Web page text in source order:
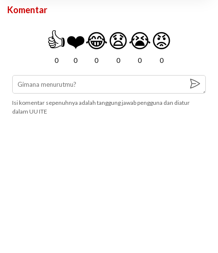
Komentar
👍
0
❤️
0
😂
0
😧
0
😭
0
😡
0
Isi komentar sepenuhnya adalah tanggung jawab pengguna dan diatur
dalam UU ITE